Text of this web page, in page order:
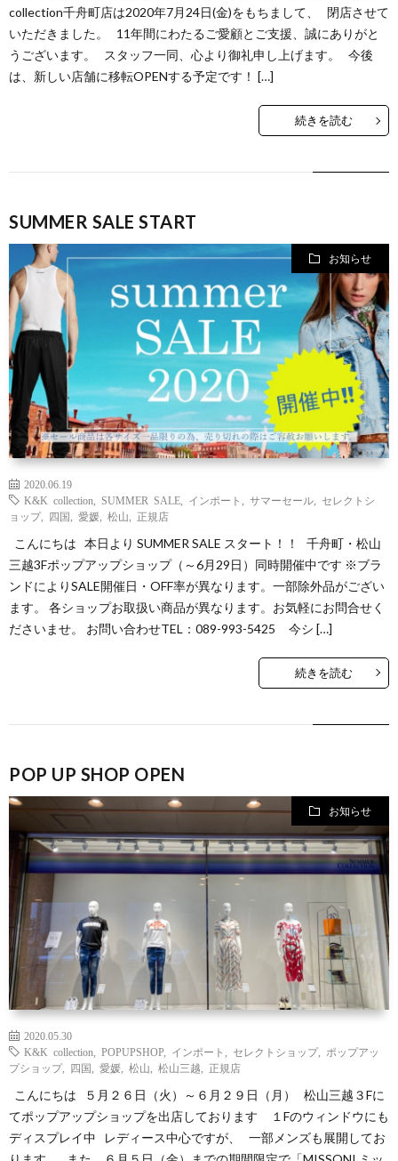
collection千舟町店は2020年7月24日(金)をもちまして、 閉店させて
いただきました。 11年間にわたるご愛顧とご支援、誠にありがと
うございます。 スタッフ一同、心より御礼申し上げます。 今後
は、新しい店舗に移転OPENする予定です！ […]
続きを読む
SUMMER SALE START
お知らせ
2020.06.19
K&K collection
SUMMER SALE インポート サマーセール
セレクトシ
ョップ, 四国 愛媛 松山 正規店
こんにちは 本日より SUMMER SALE スタート！！ 千舟町・松山
三越3Fポップアップショップ（～6月29日）同時開催中です ※ブラ
ンドによりSALE開催日・OFF率が異なります。一部除外品がござい
ます。 各ショップお取扱い商品が異なります。お気軽にお問合せく
ださいませ。 お問い合わせTEL：089-993-5425 今シ […]
続きを読む
POP UP SHOP OPEN
お知らせ
2020.05.30
K&K collection
POPUPSHOP インポート セレクトショップ, ポップアッ
プショップ, 四国 愛媛 松山 松山三越 正規店
こんにちは ５月２６日（火）～６月２９日（月） 松山三越３Fに
てポップアップショップを出店しております １Fのウィンドウにも
ディスプレイ中 レディース中心ですが、 一部メンズも展開してお